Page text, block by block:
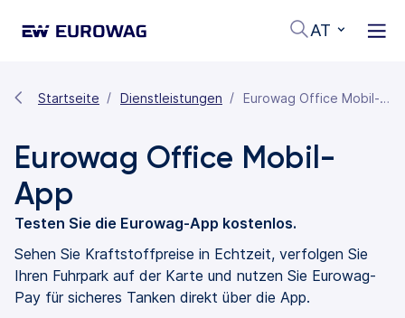
AT
Startseite Dienstleistungen Eurowag Office Mobil-App
Eurowag Office Mobil-
App
Testen Sie die Eurowag-App kostenlos.
Sehen Sie Kraftstoffpreise in Echtzeit, verfolgen Sie
Ihren Fuhrpark auf der Karte und nutzen Sie Eurowag-
Pay für sicheres Tanken direkt über die App.